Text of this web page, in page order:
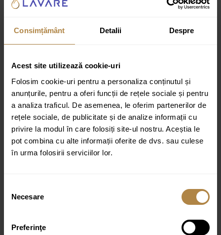
Consimțământ Detalii Despre
Acest site utilizează cookie-uri
Folosim cookie-uri pentru a personaliza conținutul și
anunțurile, pentru a oferi funcții de rețele sociale și pentru
a analiza traficul. De asemenea, le oferim partenerilor de
rețele sociale, de publicitate și de analize informații cu
privire la modul în care folosiți site-ul nostru. Aceștia le
pot combina cu alte informații oferite de dvs. sau culese
în urma folosirii serviciilor lor.
consimțământului
Necesare
Preferinţe
Mixer ceramic 25 mm
Furtun de duș metalic cu lungimea de 120 cm
Set de montare
Șurubelniță Allen de 2,5 și 6 mm
Două garnituri, șurub pentru furtun
Monocomanda
Serie: BIDETTA
Culoare: